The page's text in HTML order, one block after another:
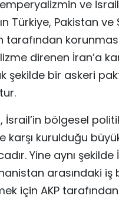
ve
Türkiye, Pakistan ve
tarafından
direnen İran’a
şekilde bir askeri
İsrail’in bölgesel
karşı kurulduğu
Yine aynı
arasındaki iş
için AKP